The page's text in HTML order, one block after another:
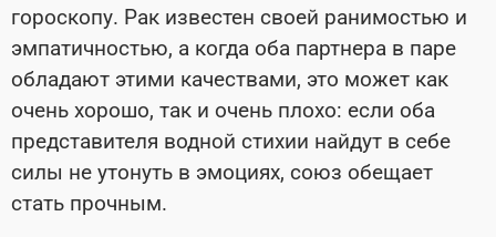
гороскопу. Рак известен своей ранимостью и
эмпатичностью, а когда оба партнера в паре
обладают этими качествами, это может как
очень хорошо, так и очень плохо: если оба
представителя водной стихии найдут в себе
силы не утонуть в эмоциях, союз обещает
стать прочным.